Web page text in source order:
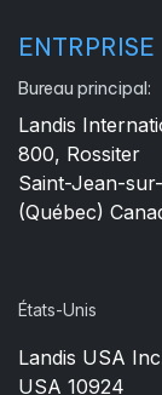
ENTRPRISE
Bureau principal:
Landis
800, Rossiter
Saint-Jean-
(Québec)
États-Unis
Landis USA
USA 10924